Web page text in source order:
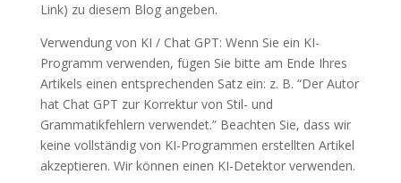
Link) zu diesem Blog angeben.
Verwendung von KI / Chat GPT: Wenn Sie ein KI-
Programm verwenden, fügen Sie bitte am Ende Ihres
Artikels einen entsprechenden Satz ein: z. B. “Der Autor
hat Chat GPT zur Korrektur von Stil- und
Grammatikfehlern verwendet.” Beachten Sie, dass wir
keine vollständig von KI-Programmen erstellten Artikel
akzeptieren. Wir können einen KI-Detektor verwenden.